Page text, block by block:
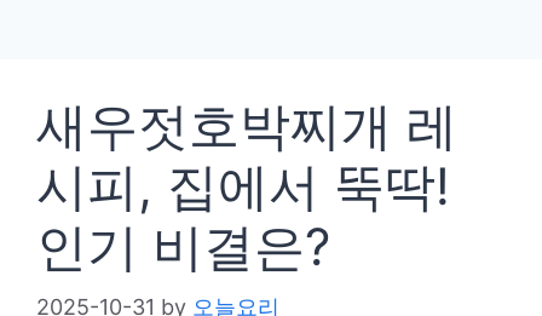
새우젓호박찌개 레
시피, 집에서 뚝딱!
인기 비결은?
2025-10-31 by 오늘요리